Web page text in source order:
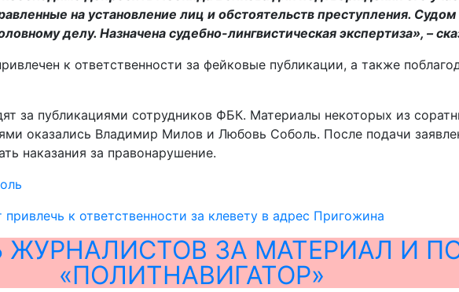
на установление лиц и обстоятельств преступления.
делу. Назначена судебно-лингвистическая экспертиза», –
к ответственности за фейковые публикации, а также
за публикациями сотрудников ФБК. Материалы некоторых из
оказались Владимир Милов и Любовь Соболь. После подачи
наказания за правонарушение.
привлечь к ответственности за клевету в адрес Пригожина
ЖУРНАЛИСТОВ ЗА МАТЕРИАЛ И
«ПОЛИТНАВИГАТОР»